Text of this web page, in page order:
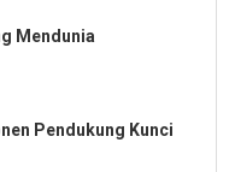
Mendunia
Pendukung Kunci